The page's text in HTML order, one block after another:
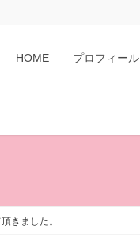
HOME プロフィール
きました。